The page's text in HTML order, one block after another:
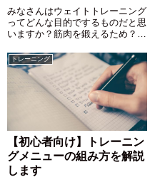
みなさんはウェイトトレーニング
ってどんな目的でするものだと思
いますか？筋肉を鍛えるため？身
ませんが今日お話しするのはちょ
っと違うんです。なんのためにそ
のトレーニングをするのか先日こ
んなツイートをしました。僕がス
クワットをする理由についてで
トレーニング
【初心者向け】トレーニン
グメニューの組み方を解説
します